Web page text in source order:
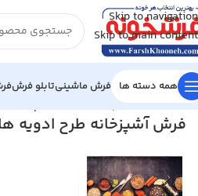
Skip to navigation
Skip to main content
همه دسته ها فرش ماشینیتابلو فرش
خانه/فرش آشپزخانه
فرش آشپزخانه طرح ادویه های رنگی 700